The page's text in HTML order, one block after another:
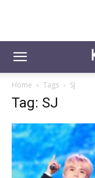
Home Tags SJ
Tag: SJ